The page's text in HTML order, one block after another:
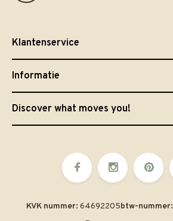
Klantenservice
Informatie
Discover what moves you!
KVK nummer: 64692205btw-nummer: